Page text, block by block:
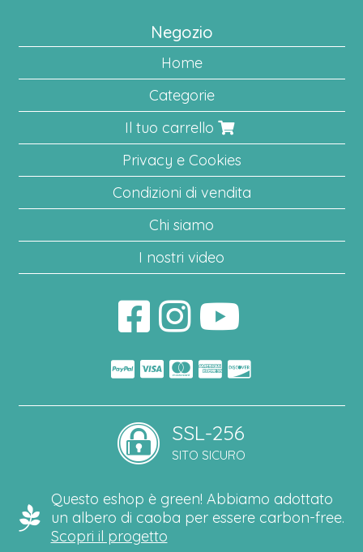
Negozio
Home
Categorie
Il tuo carrello
Privacy e Cookies
Condizioni di vendita
Chi siamo
I nostri video
SSL-256
SITO SICURO
Questo eshop è green! Abbiamo adottato
un albero di caoba per essere carbon-free.
Scopri il progetto